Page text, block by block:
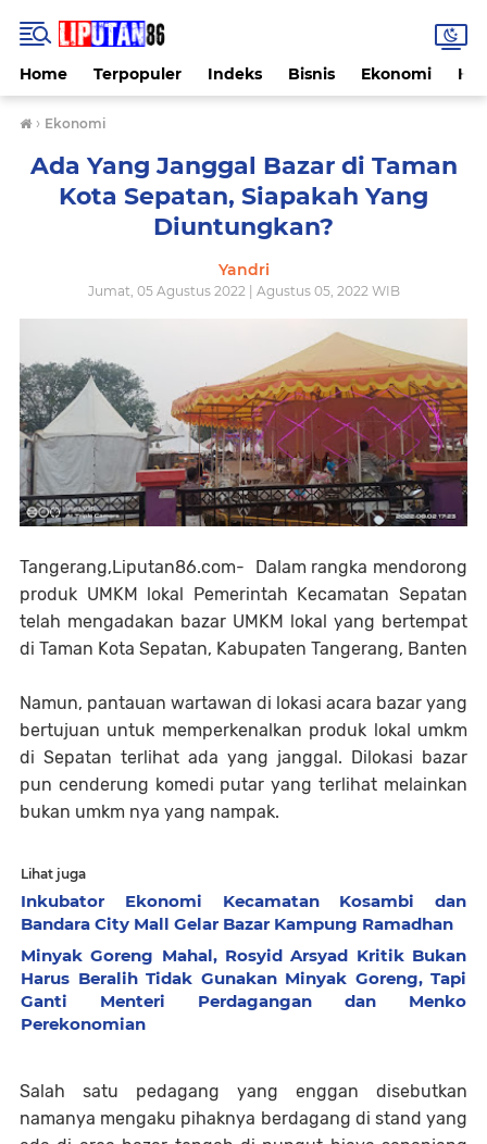
Home Terpopuler Indeks Bisnis Ekonomi
› Ekonomi
Ada Yang Janggal Bazar di Taman
Kota Sepatan, Siapakah Yang
Diuntungkan?
Yandri
Jumat, 05 Agustus 2022 | Agustus 05, 2022 WIB
Tangerang,Liputan86.com- Dalam rangka mendorong
produk UMKM lokal Pemerintah Kecamatan Sepatan
telah mengadakan bazar UMKM lokal yang bertempat
di Taman Kota Sepatan, Kabupaten Tangerang, Banten
Namun, pantauan wartawan di lokasi acara bazar yang
bertujuan untuk memperkenalkan produk lokal umkm
di Sepatan terlihat ada yang janggal. Dilokasi bazar
pun cenderung komedi putar yang terlihat melainkan
bukan umkm nya yang nampak.
Lihat juga
Inkubator Ekonomi Kecamatan Kosambi dan
Bandara City Mall Gelar Bazar Kampung Ramadhan
Minyak Goreng Mahal, Rosyid Arsyad Kritik Bukan
Harus Beralih Tidak Gunakan Minyak Goreng, Tapi
Ganti Menteri Perdagangan dan Menko
Perekonomian
Salah satu pedagang yang enggan disebutkan
namanya mengaku pihaknya berdagang di stand yang